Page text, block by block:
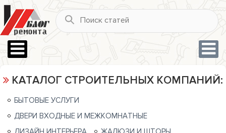
КАТАЛОГ СТРОИТЕЛЬНЫХ КОМПАНИЙ:
БЫТОВЫЕ УСЛУГИ
ДВЕРИ ВХОДНЫЕ И МЕЖКОМНАТНЫЕ